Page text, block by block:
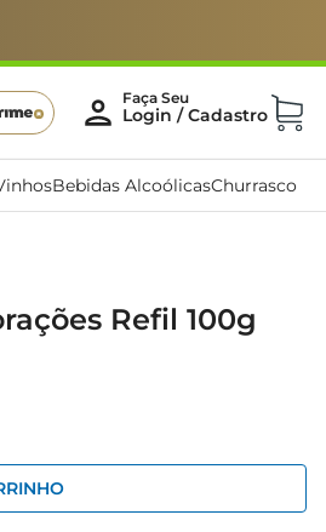
Bebidas AlcoólicasChurrasco
Refil 100g